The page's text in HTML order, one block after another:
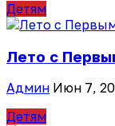
Детям
Лето с
Админ Июн 7,
Детям